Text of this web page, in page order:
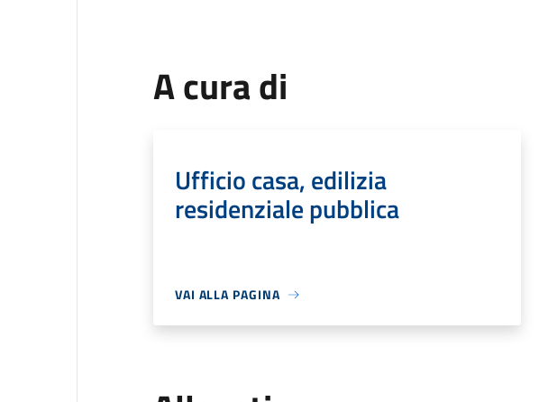
A cura di
Ufficio casa, edilizia
residenziale pubblica
VAI ALLA PAGINA